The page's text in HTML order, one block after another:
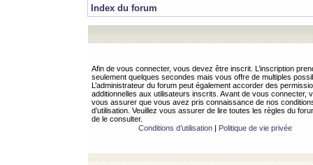
Index du forum
Afin de vous connecter, vous devez être inscrit. L’inscription
seulement quelques secondes mais vous offre de multiples
L’administrateur du forum peut également accorder des
additionnelles aux utilisateurs inscrits. Avant de vous connecter,
vous assurer que vous avez pris connaissance de nos
d’utilisation. Veuillez vous assurer de lire toutes les règles du
de le consulter.
Conditions d’utilisation| Politique de vie privée